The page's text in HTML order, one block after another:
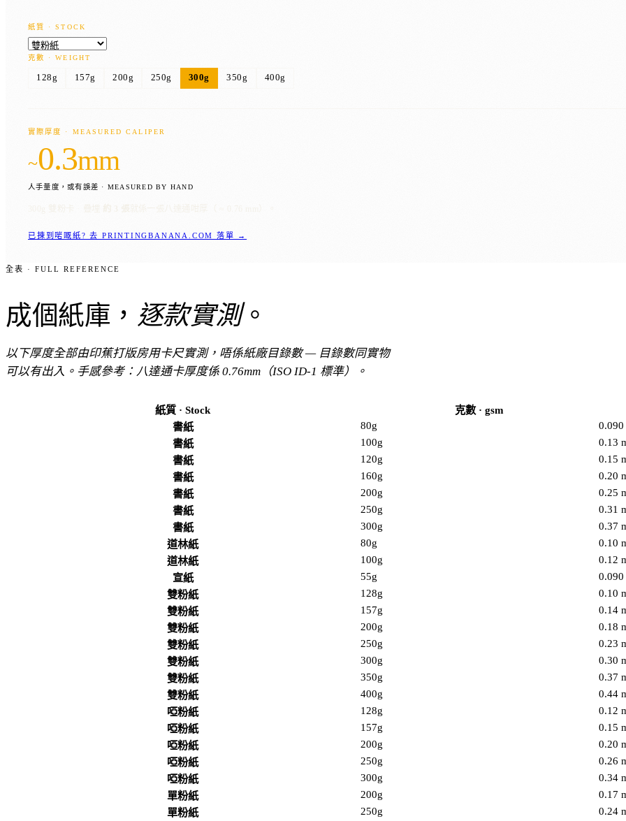
紙質 · STOCK
克數 · WEIGHT
128g 157g 200g 250g 300g 350g 400g
實際厚度 · MEASURED CALIPER
~0.3mm
人手量度，或有誤差 · MEASURED BY HAND
就係一張八達通咁厚（ ≈ 0.76 mm）。
已揀到啱嘅紙? 去 PRINTINGBANANA.COM 落單 →
全表 · FULL REFERENCE
成個紙庫， 逐款實測。
以下厚度全部由印蕉打版房用卡尺實測，唔係紙廠目錄數 — 目錄數同實物
可以有出入。手感參考：八達通卡厚度係 0.76mm（ISO ID-1 標準）。
紙質 · Stock 克數 · gsm
書紙
80g
書紙
100g
0.13
書紙
120g
0.15
書紙
160g
0.20
書紙
200g
0.25
書紙
250g
0.31
書紙
300g
0.37
道林紙
80g
0.10
道林紙
100g
0.12
宣紙
55g
雙粉紙
128g
0.10
雙粉紙
157g
0.14
雙粉紙
200g
0.18
雙粉紙
250g
0.23
雙粉紙
300g
0.30
雙粉紙
350g
0.37
雙粉紙
400g
0.44
啞粉紙
128g
0.12
啞粉紙
157g
0.15
啞粉紙
200g
0.20
啞粉紙
250g
0.26
啞粉紙
300g
0.34
單粉紙
200g
0.17
單粉紙
250g
0.24